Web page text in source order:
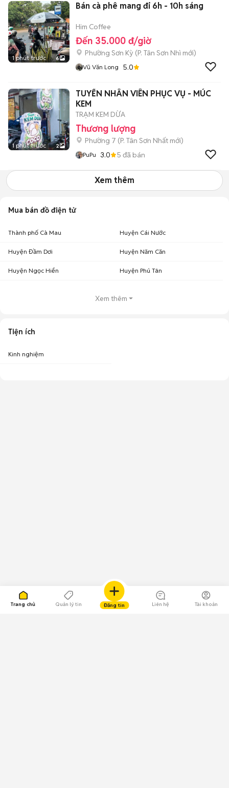
Trang chủ Quản lý tin Đăng tin Liên hệ Tài khoản
1 phút trước 6
Bán cà phê mang đi 6h - 10h sáng
Him Coffee
Đến 35.000 đ/giờ
Phường Sơn Kỳ (P. Tân Sơn Nhì mới)
Vũ Văn Long 5.0
1 phút trước 2
TUYỂN NHÂN VIÊN PHỤC VỤ - MÚC
KEM
TRẠM KEM DỪA
Thương lượng
Phường 7 (P. Tân Sơn Nhất mới)
PuPu 3.0 5 đã bán
Xem thêm
Mua bán đồ điện tử
Thành phố Cà Mau Huyện Cái Nước
Huyện Đầm Dơi Huyện Năm Căn
Huyện Ngọc Hiển Huyện Phú Tân
Xem thêm
Tiện ích
Kinh nghiệm